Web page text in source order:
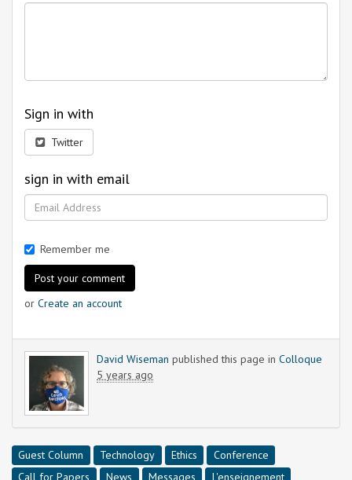
Sign in with
Twitter
sign in with email
Remember me
or Create an account
David Wiseman published this page in Colloque
5 years ago
Guest Column Technology Ethics
Conference
Call for Papers
News Messages L'enseignement